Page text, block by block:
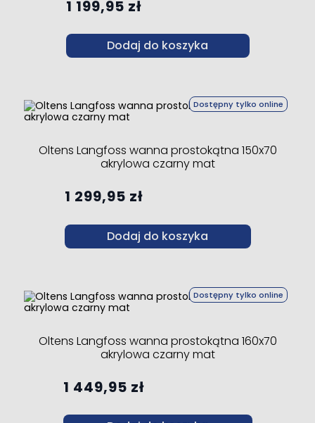
1 199,95 zł
Dodaj do koszyka
Dostępny tylko online
Oltens Langfoss wanna prostokątna 150x70
akrylowa czarny mat
1 299,95 zł
Dodaj do koszyka
Dostępny tylko online
Oltens Langfoss wanna prostokątna 160x70
akrylowa czarny mat
1 449,95 zł